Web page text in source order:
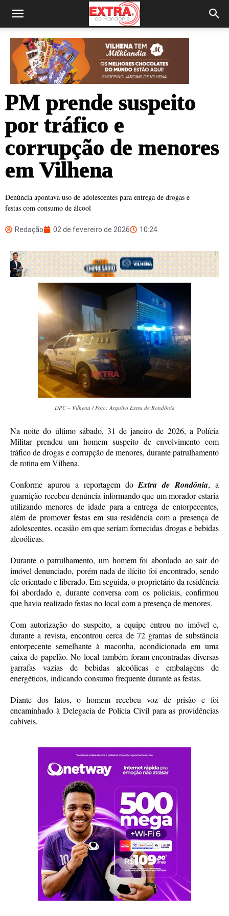
PM prende suspeito
por tráfico e
corrupção de menores
em Vilhena
Denúncia apontava uso de adolescentes para entrega de drogas e
festas com consumo de álcool
Redação 02 de fevereiro de 2026 10:24
DPC – Vilhena / Foto: Arquivo Extra de Rondônia
Na noite do último sábado, 31 de janeiro de 2026, a Polícia
Militar prendeu um homem suspeito de envolvimento com
tráfico de drogas e corrupção de menores, durante patrulhamento
de rotina em Vilhena.
Conforme apurou a reportagem doExtra de Rondônia, a
guarnição recebeu denúncia informando que um morador estaria
utilizando menores de idade para a entrega de entorpecentes,
além de promover festas em sua residência com a presença de
adolescentes, ocasião em que seriam fornecidas drogas e bebidas
alcoólicas.
Durante o patrulhamento, um homem foi abordado ao sair do
imóvel denunciado, porém nada de ilícito foi encontrado, sendo
ele orientado e liberado. Em seguida, o proprietário da residência
foi abordado e, durante conversa com os policiais, confirmou
que havia realizado festas no local com a presença de menores.
Com autorização do suspeito, a equipe entrou no imóvel e,
durante a revista, encontrou cerca de 72 gramas de substância
entorpecente semelhante à maconha, acondicionada em uma
caixa de papelão. No local também foram encontradas diversas
garrafas vazias de bebidas alcoólicas e embalagens de
energéticos, indicando consumo frequente durante as festas.
Diante dos fatos, o homem recebeu voz de prisão e foi
encaminhado à Delegacia de Polícia Civil para as providências
cabíveis.